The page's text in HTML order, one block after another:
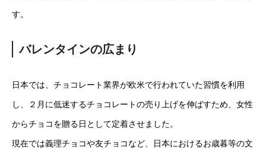
す。
バレンタインの広まり
日本では、チョコレート業界が欧米で行われていた習慣を利用
し、２月に低迷するチョコレートの売り上げを伸ばすため、女性
からチョコを贈る日として定着させました。
現在では義理チョコや友チョコなど、日本におけるお歳暮等の文